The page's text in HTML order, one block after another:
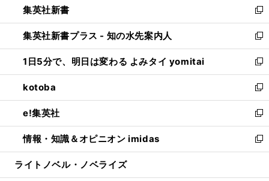
く
で
開
く
ィ
ン
ド
ウ
で
開
く
い
ウ
ィ
ン
ド
ウ
で
開
く
集英社新書
新
し
い
ウ
ィ
ン
ド
ウ
で
開
く
集英社新書プラス - 知の水先案内人
新
し
い
ウ
ィ
ン
ド
ウ
で
開
1日5分で、明日は変わる よみタイ yomitai
新
し
い
ウ
ィ
ン
ド
ウ
開
kotoba
新
し
い
ウ
ィ
ン
ウ
e!集英社
新
し
い
ウ
ン
情報・知識＆オピニオン imidas
新
し
ライトノベル・ノベライズ